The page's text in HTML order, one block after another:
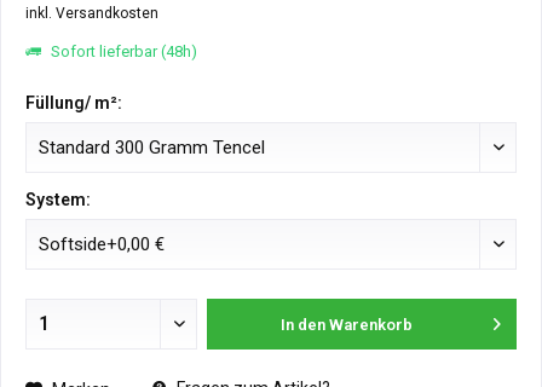
inkl. Versandkosten
Sofort lieferbar (48h)
Füllung/ m²:
System:
In den Warenkorb